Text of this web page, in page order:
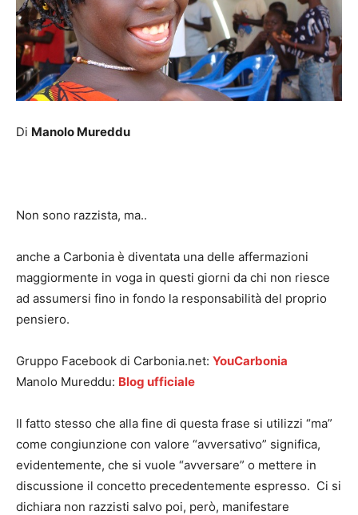
Di Manolo Mureddu
Non sono razzista, ma..
anche a Carbonia è diventata una delle affermazioni
maggiormente in voga in questi giorni da chi non riesce
ad assumersi fino in fondo la responsabilità del proprio
pensiero.
Gruppo Facebook di Carbonia.net: YouCarbonia
Manolo Mureddu: Blog ufficiale
Il fatto stesso che alla fine di questa frase si utilizzi “ma”
come congiunzione con valore “avversativo” significa,
evidentemente, che si vuole “avversare” o mettere in
discussione il concetto precedentemente espresso. Ci si
dichiara non razzisti salvo poi, però, manifestare